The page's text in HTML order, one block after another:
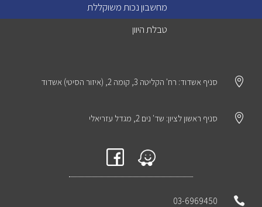
מחשבון נכות משוקללת
טבלת היוון
 סניף אשדוד: רח' הקליטה 3, קומה 2, (איזור הסיטי) אשדוד
 סניף ראשון לציון: שד' נים 2, מגדל עזריאלי

03-6969450